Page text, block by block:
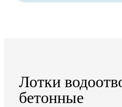
Лотки
бетонные